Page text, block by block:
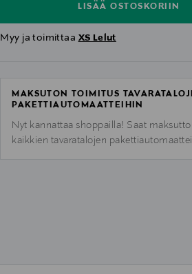
LISÄÄ OSTOSKORIIN
Myy ja toimittaa XS Lelut
MAKSUTON TOIMITUS
PAKETTIAUTOMAATTEIHIN
Nyt kannattaa shoppailla! Saat
kaikkien tavaratalojen